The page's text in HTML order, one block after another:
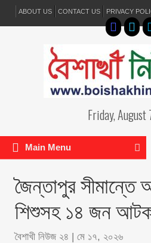
ABOUT US CONTACT US PRIVACY
Friday, August
Main Menu
জৈন্তাপুর সীমান্তে
শিশুসহ ১৪ জন
বৈশাখী নিউজ ২৪ | মে ১৭, ২০২৬